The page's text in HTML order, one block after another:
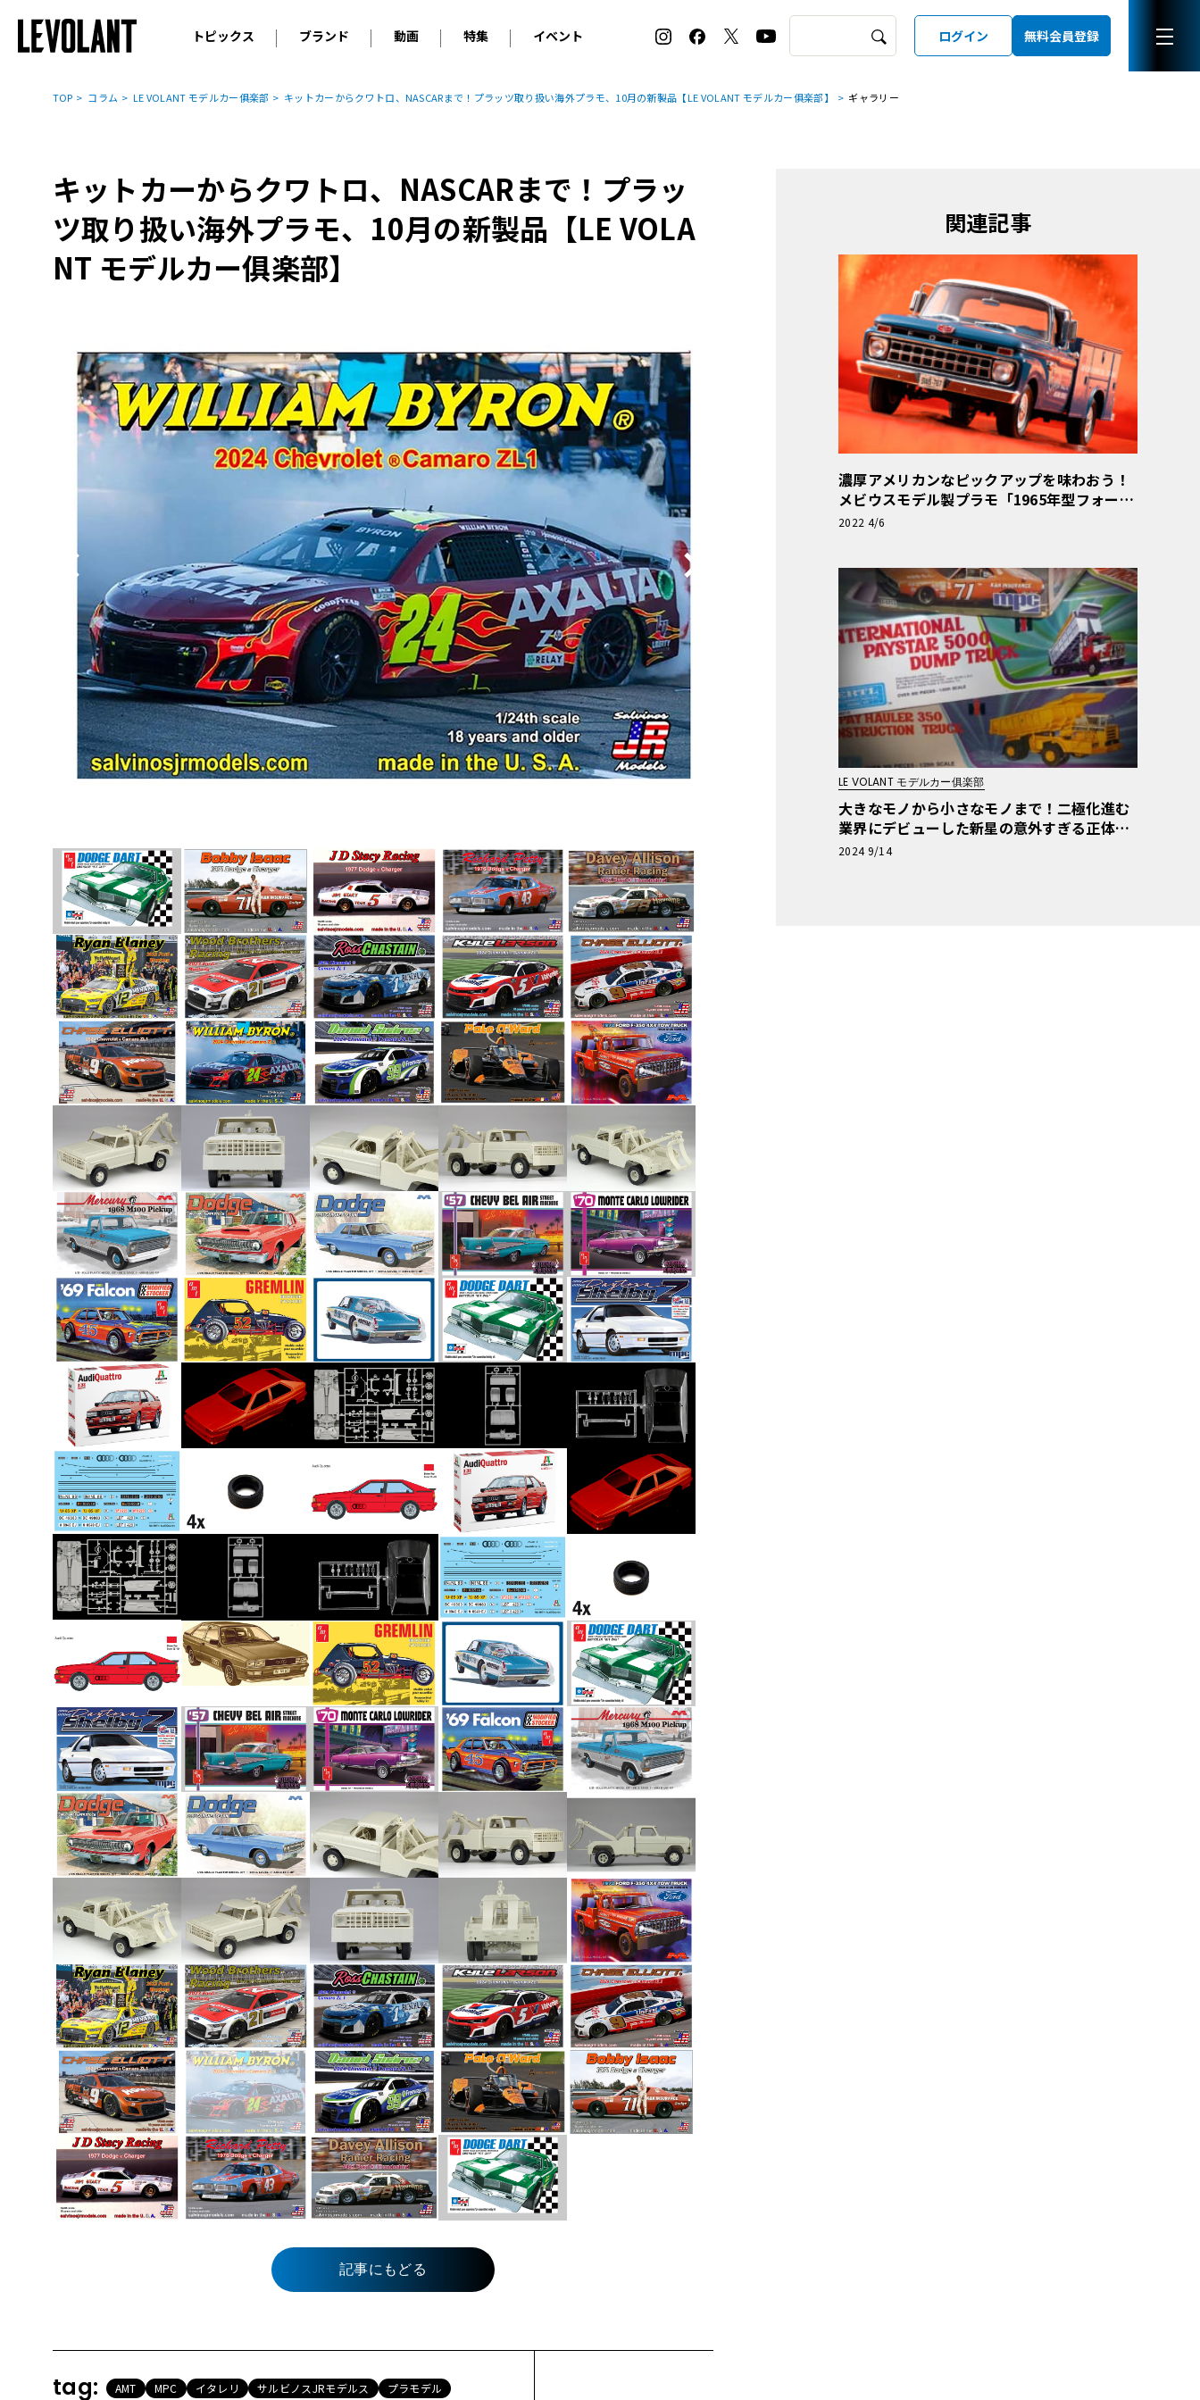
トピックス
ニュース
コラム
ブランド
輸入車 アウディ BMW
アルピナ
プジョー
ルノー
アバルト
フィアット
ランボルギーニ
マセラティ
アストン・マーティン
ボルボ
キャデラック
シボレー
ジープ
テスラ
ヒョンデ
BYD
その他
国産車 レクサス
日産
ホンダ
スバル
三菱
ダイハツ
スズキ
光岡
その他
動画
オリジナル動画
特集
2026 サマータイヤ＆ホイール バイヤーズガイド
ホイールカタログ
タイヤ特集
イベント
ル・ボラン カーズ・ミート2026横浜
EV:LIFE KOBE 2025
ル・ボラン カーズ・ミート2025横浜
ログイン 無料会員登録
TOP コラム LE VOLANT モデルカー俱楽部 キットカーからクワトロ、NASCARまで！プラッツ取り扱い海外プラモ、10月の新製品【LE VOLANT モデルカー俱楽部】 ギャラリー
キットカーからクワトロ、NASCARまで！プラッ
ツ取り扱い海外プラモ、10月の新製品【LE VOLA
NT モデルカー俱楽部】
記事にもどる
tag: AMT MPC イタレリ サルビノスJRモデルス プラモデル
関連記事
濃厚アメリカンなピックアップを味わおう！
メビウスモデル製プラモ「1965年型フォード
F-100」【モデルカーズ】
2022 4/6
LE VOLANT モデルカー俱楽部
大きなモノから小さなモノまで！二極化進む
業界にデビューした新星の意外すぎる正体！
【アメリカンカープラモ・クロニクル】第34
2024 9/14